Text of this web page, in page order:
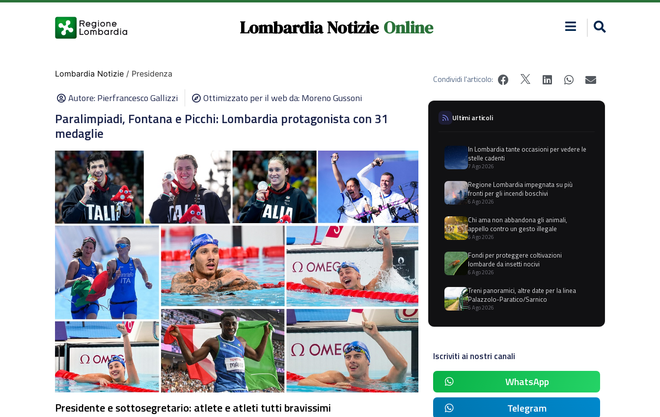
Lombardia Notizie Online
Lombardia Notizie / Presidenza
Autore:Pierfrancesco Gallizzi Ottimizzato per il web da: Moreno Gussoni
Paralimpiadi, Fontana e Picchi: Lombardia protagonista con 31
medaglie
Presidente e sottosegretario: atlete e atleti tutti bravissimi
Condividi l'articolo:
Ultimi articoli
In Lombardia tante occasioni per vedere le
stelle cadenti
7 Ago 2026
Regione Lombardia impegnata su più
fronti per gli incendi boschivi
6 Ago 2026
Chi ama non abbandona gli animali,
appello contro un gesto illegale
6 Ago 2026
Fondi per proteggere coltivazioni
lombarde da insetti nocivi
6 Ago 2026
Treni panoramici, altre date per la linea
Palazzolo-Paratico/Sarnico
6 Ago 2026
Iscriviti ai nostri canali
WhatsApp
Telegram